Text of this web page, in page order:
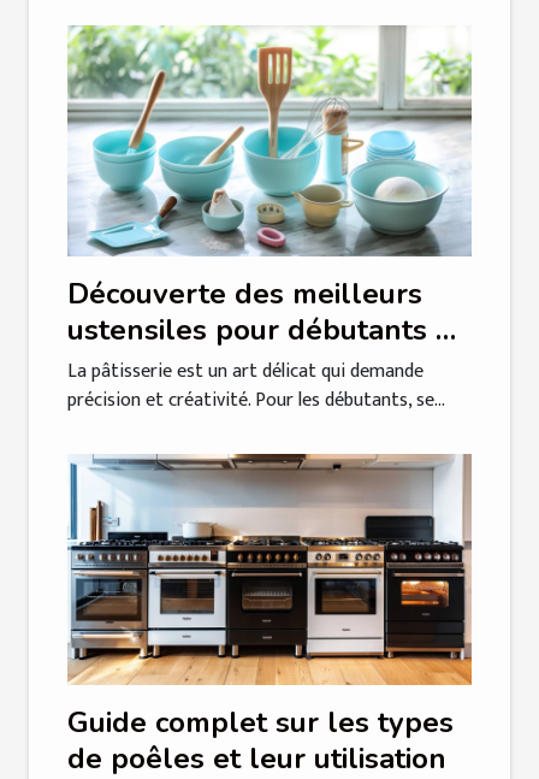
Découverte des meilleurs
ustensiles pour débutants en
pâtisserie
La pâtisserie est un art délicat qui demande
précision et créativité. Pour les débutants, se...
Guide complet sur les types
de poêles et leur utilisation